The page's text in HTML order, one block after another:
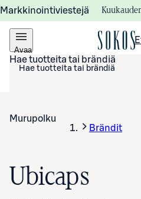
Markkinointiviestejä
Avaa
valikko
Hae tuotteita tai brändiä
Murupolku
Brändit
Ubicaps